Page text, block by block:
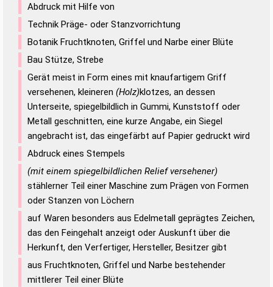
Abdruck mit Hilfe von
Technik Präge- oder Stanzvorrichtung
Botanik Fruchtknoten, Griffel und Narbe einer Blüte
Bau Stütze, Strebe
Gerät meist in Form eines mit knaufartigem Griff
versehenen, kleineren (Holz)klotzes, an dessen
Unterseite, spiegelbildlich in Gummi, Kunststoff oder
Metall geschnitten, eine kurze Angabe, ein Siegel
angebracht ist, das eingefärbt auf Papier gedruckt wird
Abdruck eines Stempels
(mit einem spiegelbildlichen Relief versehener)
stählerner Teil einer Maschine zum Prägen von Formen
oder Stanzen von Löchern
auf Waren besonders aus Edelmetall geprägtes Zeichen,
das den Feingehalt anzeigt oder Auskunft über die
Herkunft, den Verfertiger, Hersteller, Besitzer gibt
aus Fruchtknoten, Griffel und Narbe bestehender
mittlerer Teil einer Blüte